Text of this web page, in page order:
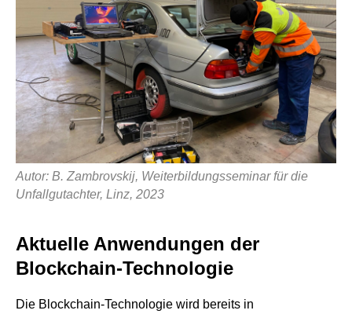
Autor: B. Zambrovskij, Weiterbildungsseminar für die
Unfallgutachter, Linz, 2023
Aktuelle Anwendungen der
Blockchain-Technologie
Die Blockchain-Technologie wird bereits in